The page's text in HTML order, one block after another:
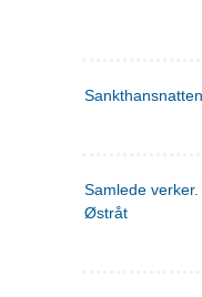
Sankthansnatten
Samlede
Østråt